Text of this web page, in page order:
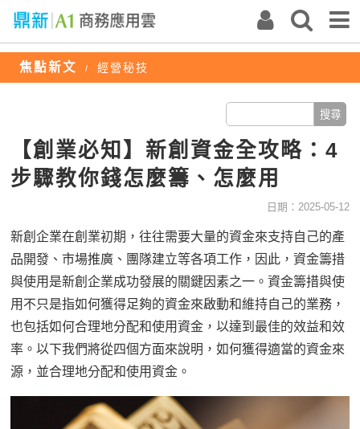
焦點新文 / 經營秘技
【創業必知】新創資金全攻略：4
步驟教你錢怎麼籌、怎麼用
日期：2025-05-12
新創企業在創業初期，往往需要大量的資金來支持自己的產
品開發、市場推廣、團隊建立等各項工作，因此，資金籌措
與使用是新創企業成功發展的關鍵因素之一。資金籌措與使
用不只是指如何獲得足夠的資金來啟動和維持自己的業務，
也包括如何合理地分配和使用資金，以達到最佳的效益和效
率。以下我們將從四個方面來說明，如何獲得適當的資金來
源，並合理地分配和使用資金。